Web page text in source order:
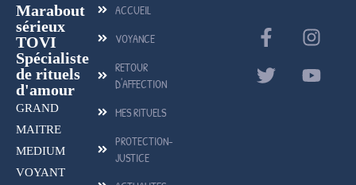
Marabout
sérieux
TOVI
Spécialiste
de rituels
d'amour
GRAND
MAITRE
MEDIUM
VOYANT
ACCUEIL
VOYANCE
RETOUR
D'AFFECTION
MES RITUELS
PROTECTION-
JUSTICE